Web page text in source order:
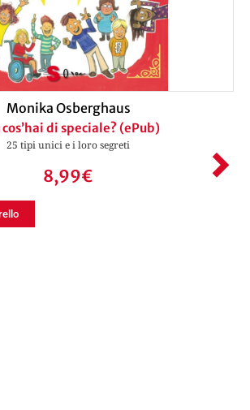
Monika Osberghaus
cos’hai di speciale? (ePub)
25 tipi unici e i loro segreti
8,99€